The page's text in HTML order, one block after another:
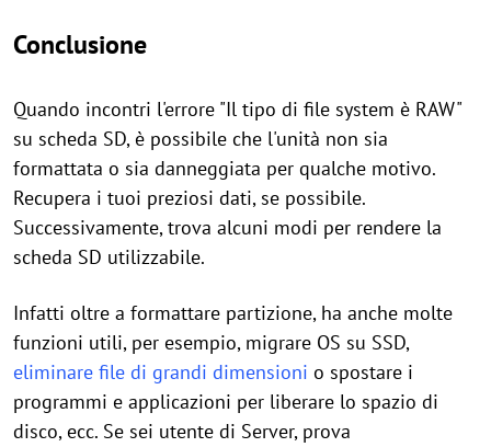
Conclusione
Quando incontri l'errore "Il tipo di file system è RAW"
su scheda SD, è possibile che l'unità non sia
formattata o sia danneggiata per qualche motivo.
Recupera i tuoi preziosi dati, se possibile.
Successivamente, trova alcuni modi per rendere la
scheda SD utilizzabile.
Infatti oltre a formattare partizione, ha anche molte
funzioni utili, per esempio, migrare OS su SSD,
eliminare file di grandi dimensioni o spostare i
programmi e applicazioni per liberare lo spazio di
disco, ecc. Se sei utente di Server, prova